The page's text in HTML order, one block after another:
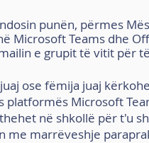
punën, përmes
Microsoft Teams dhe
e grupit të vitit për
ose fëmija juaj
platformës Microsoft
në shkollë për t'u
me marrëveshje